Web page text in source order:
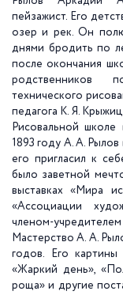
пейзажист. Его
озер и рек. Он
днями бродить по
после окончания
родственников
технического
педагога К. Я.
Рисовальной
1893 году А. А.
его пригласил к
было заветной
выставках «Мира
«Ассоциации
членом-
Мастерство А. А.
годов. Его
«Жаркий день»,
роща» и другие